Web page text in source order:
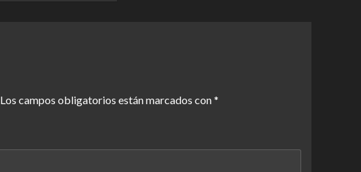
Los campos obligatorios están marcados con*